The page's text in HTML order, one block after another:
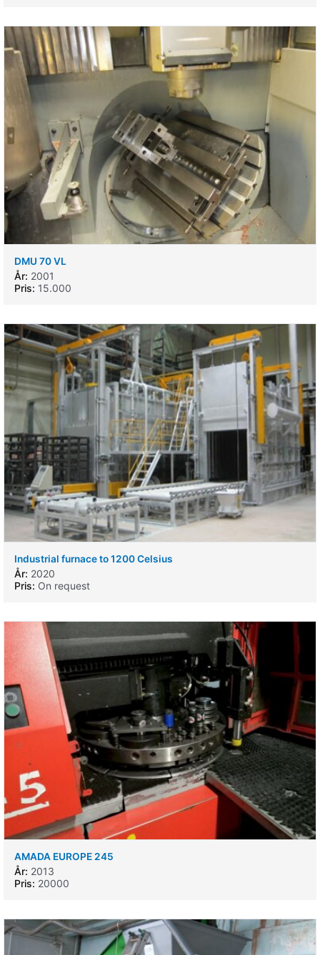
DMU 70 VL
År: 2001
Pris: 15.000
Industrial furnace to 1200 Celsius
År: 2020
Pris: On request
AMADA EUROPE 245
År: 2013
Pris: 20000